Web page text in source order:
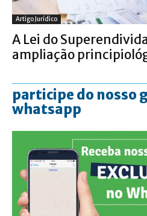
Artigo Jurídico
A Lei do
ampliação
participe do nosso
whatsapp